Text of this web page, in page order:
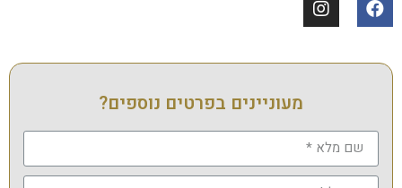
מעוניינים בפרטים נוספים?